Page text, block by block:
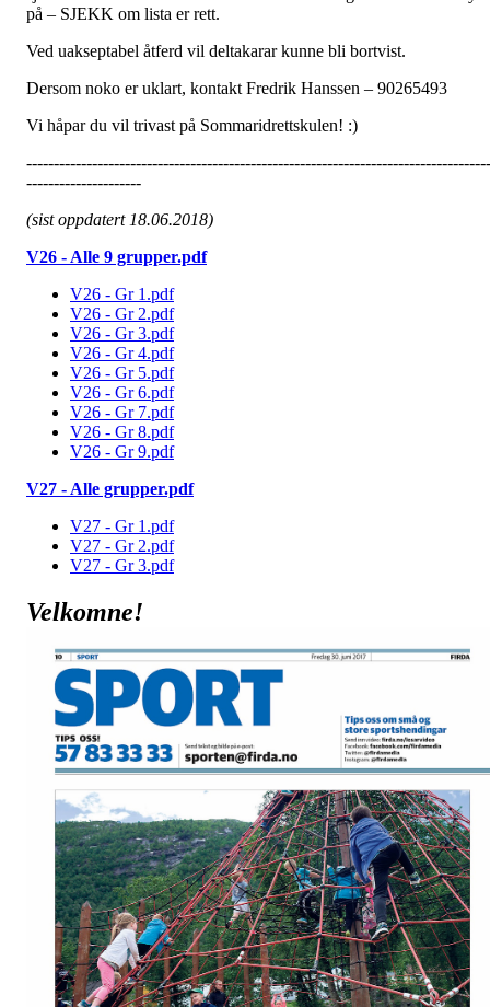
på – SJEKK om lista er rett.
Ved uakseptabel åtferd vil deltakarar kunne bli bortvist.
Dersom noko er uklart, kontakt Fredrik Hanssen – 90265493
Vi håpar du vil trivast på Sommaridrettskulen! :)
---------------------
(sist oppdatert 18.06.2018)
V26 - Alle 9 grupper.pdf
V26 - Gr 1.pdf
V26 - Gr 2.pdf
V26 - Gr 3.pdf
V26 - Gr 4.pdf
V26 - Gr 5.pdf
V26 - Gr 6.pdf
V26 - Gr 7.pdf
V26 - Gr 8.pdf
V26 - Gr 9.pdf
V27 - Alle grupper.pdf
V27 - Gr 1.pdf
V27 - Gr 2.pdf
V27 - Gr 3.pdf
Velkomne!